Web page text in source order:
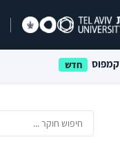
קמפוס